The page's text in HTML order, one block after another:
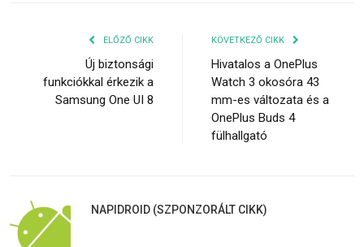
ELŐZŐ CIKK
Új biztonsági
funkciókkal érkezik a
Samsung One UI 8
KÖVETKEZŐ CIKK
Hivatalos a OnePlus
Watch 3 okosóra 43
mm-es változata és a
OnePlus Buds 4
fülhallgató
NAPIDROID (SZPONZORÁLT CIKK)